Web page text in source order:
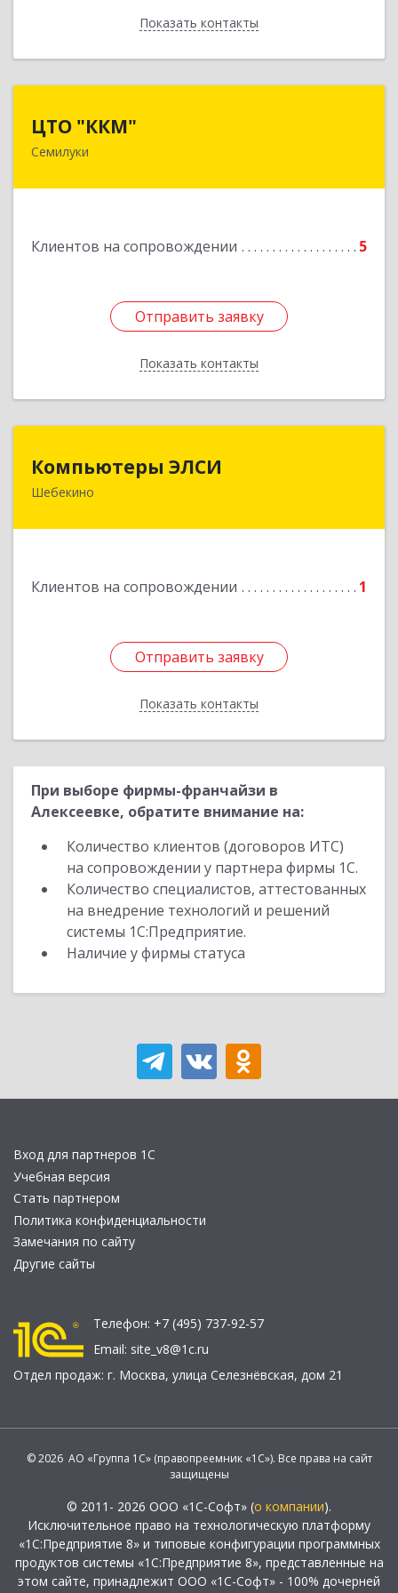
Показать контакты
Назад
ЦТО "ККМ"
Семилуки
Клиентов на сопровождении 5
Отправить заявку
Показать контакты
Отправить заявку
Назад
Компьютеры ЭЛСИ
Шебекино
Клиентов на сопровождении 1
Отправить заявку
Показать контакты
Отправить заявку
Назад
При выборе фирмы-франчайзи в
Алексеевке, обратите внимание на:
Количество клиентов (договоров ИТС)
на сопровождении у партнера фирмы 1С.
Количество специалистов, аттестованных
на внедрение технологий и решений
системы 1С:Предприятие.
Наличие у фирмы статуса
Вход для партнеров 1С
Учебная версия
Стать партнером
Политика конфиденциальности
Замечания по сайту
Другие сайты
Телефон: +7 (495) 737-92-57
Email: site_v8@1c.ru
Отдел продаж: г. Москва, улица Селезнёвская, дом 21
© 2026 АО «Группа 1С» (правопреемник «1С»). Все права на сайт
защищены
© 2011- 2026 ООО «1С-Софт» (о компании).
Исключительное право на технологическую платформу
«1С:Предприятие 8» и типовые конфигурации программных
продуктов системы «1С:Предприятие 8», представленные на
этом сайте, принадлежит ООО «1С-Софт» - 100% дочерней